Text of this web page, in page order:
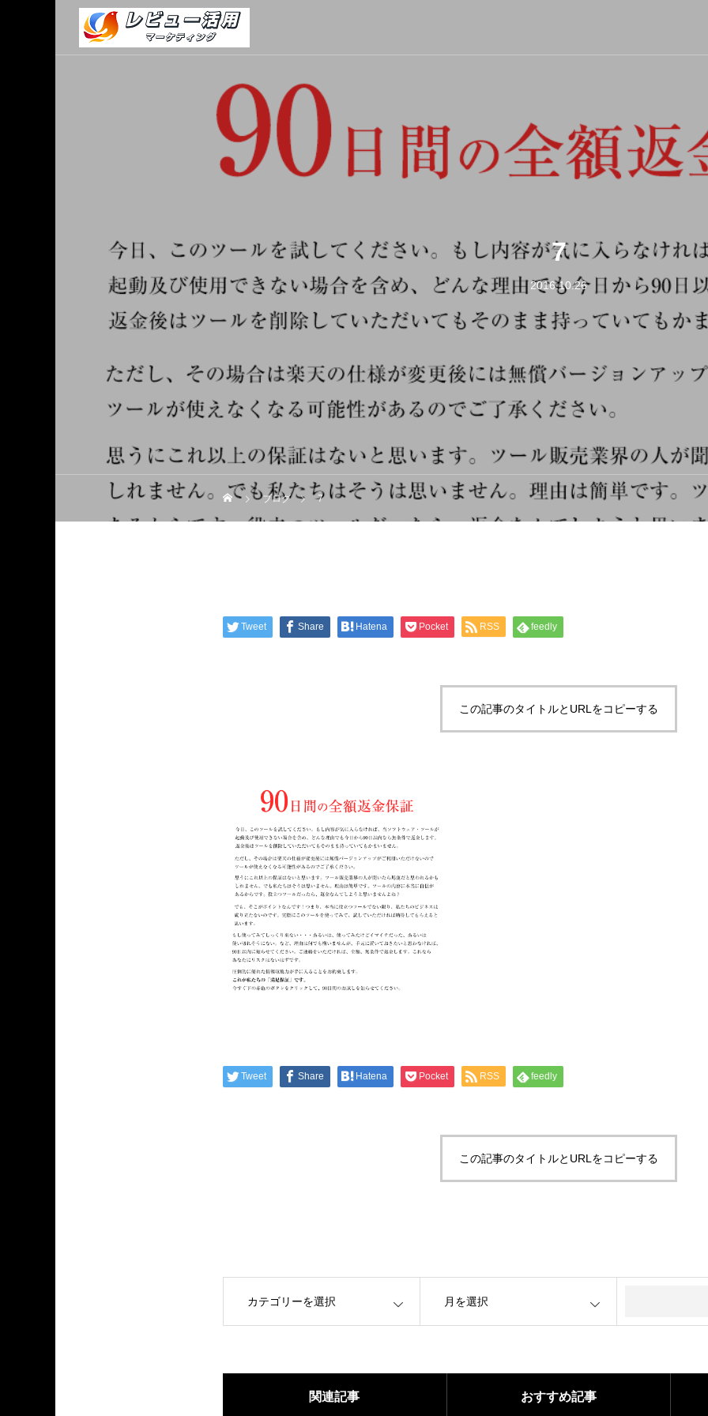
7
2016.10.26
ブログ 7
Tweet Share Hatena Pocket RSS feedly
この記事のタイトルとURLをコピーする
Tweet Share Hatena Pocket RSS feedly
この記事のタイトルとURLをコピーする
関連記事 おすすめ記事